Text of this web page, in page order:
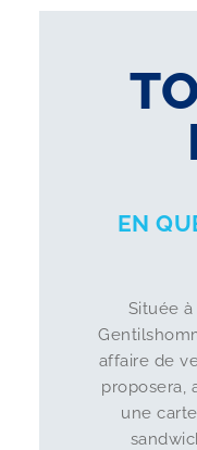
EN
Située à
affaire de
proposera,
une